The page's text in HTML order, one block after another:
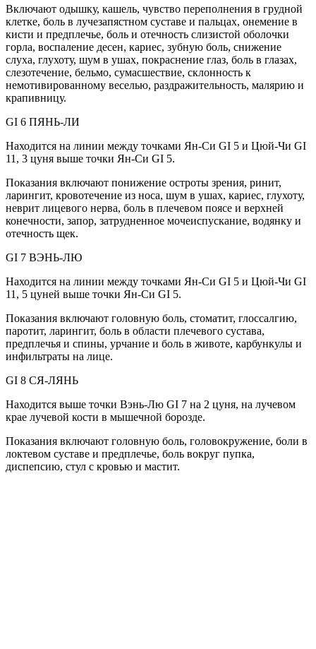
Включают одышку, кашель, чувство переполнения в грудной
клетке, боль в лучезапястном суставе и пальцах, онемение в
кисти и предплечье, боль и отечность слизистой оболочки
горла, воспаление десен, кариес, зубную боль, снижение
слуха, глухоту, шум в ушах, покраснение глаз, боль в глазах,
слезотечение, бельмо, сумасшествие, склонность к
немотивированному веселью, раздражительность, малярию и
крапивницу.
GI 6 ПЯНЬ-ЛИ
Находится на линии между точками Ян-Си GI 5 и Цюй-Чи GI
11, 3 цуня выше точки Ян-Си GI 5.
Показания включают понижение остроты зрения, ринит,
ларингит, кровотечение из носа, шум в ушах, кариес, глухоту,
неврит лицевого нерва, боль в плечевом поясе и верхней
конечности, запор, затрудненное мочеиспускание, водянку и
отечность щек.
GI 7 ВЭНЬ-ЛЮ
Находится на линии между точками Ян-Си GI 5 и Цюй-Чи GI
11, 5 цуней выше точки Ян-Си GI 5.
Показания включают головную боль, стоматит, глоссалгию,
паротит, ларингит, боль в области плечевого сустава,
предплечья и спины, урчание и боль в животе, карбункулы и
инфильтраты на лице.
GI 8 СЯ-ЛЯНЬ
Находится выше точки Вэнь-Лю GI 7 на 2 цуня, на лучевом
крае лучевой кости в мышечной борозде.
Показания включают головную боль, головокружение, боли в
локтевом суставе и предплечье, боль вокруг пупка,
диспепсию, стул с кровью и мастит.